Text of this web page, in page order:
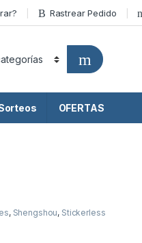
Rastrear Pedido
OFERTAS
, Shengshou, Stickerless